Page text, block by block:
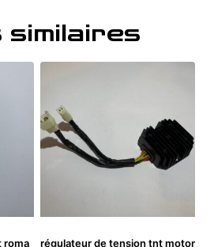
roma
régulateur de tension tnt motor